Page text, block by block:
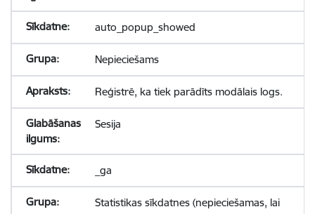
auto_popup_showed
Nepieciešams
Reģistrē, ka tiek parādīts modālais logs.
Sesija
_ga
Statistikas sīkdatnes (nepieciešamas, lai